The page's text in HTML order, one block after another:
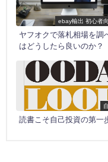
ebay輸出 初心者
ヤフオクで落札相場を調
はどうしたら良いのか？
読書こそ自己投資の第一